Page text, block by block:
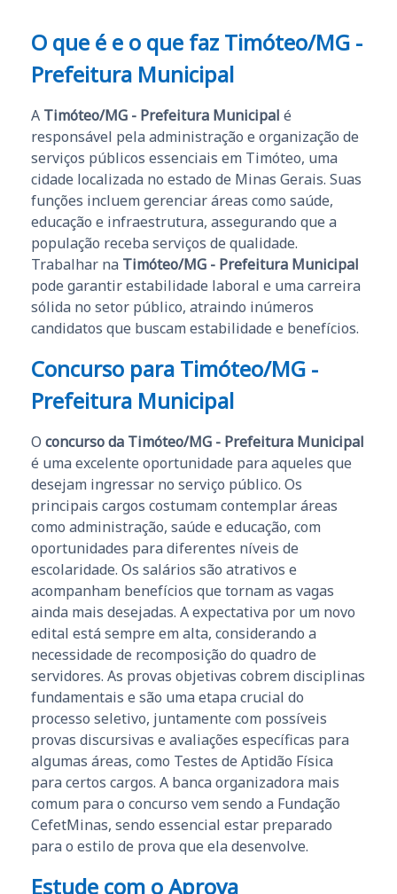
O que é e o que faz Timóteo/MG -
Prefeitura Municipal
A Timóteo/MG - Prefeitura Municipal é
responsável pela administração e organização de
serviços públicos essenciais em Timóteo, uma
cidade localizada no estado de Minas Gerais. Suas
funções incluem gerenciar áreas como saúde,
educação e infraestrutura, assegurando que a
população receba serviços de qualidade.
Trabalhar na Timóteo/MG - Prefeitura Municipal
pode garantir estabilidade laboral e uma carreira
sólida no setor público, atraindo inúmeros
candidatos que buscam estabilidade e benefícios.
Concurso para Timóteo/MG -
Prefeitura Municipal
O concurso da Timóteo/MG - Prefeitura Municipal
é uma excelente oportunidade para aqueles que
desejam ingressar no serviço público. Os
principais cargos costumam contemplar áreas
como administração, saúde e educação, com
oportunidades para diferentes níveis de
escolaridade. Os salários são atrativos e
acompanham benefícios que tornam as vagas
ainda mais desejadas. A expectativa por um novo
edital está sempre em alta, considerando a
necessidade de recomposição do quadro de
servidores. As provas objetivas cobrem disciplinas
fundamentais e são uma etapa crucial do
processo seletivo, juntamente com possíveis
provas discursivas e avaliações específicas para
algumas áreas, como Testes de Aptidão Física
para certos cargos. A banca organizadora mais
comum para o concurso vem sendo a Fundação
CefetMinas, sendo essencial estar preparado
para o estilo de prova que ela desenvolve.
Estude com o Aprova